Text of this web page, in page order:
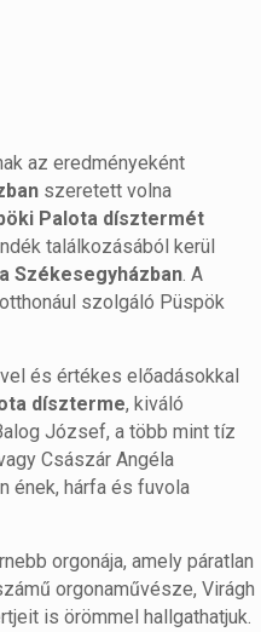
az eredményeként
szeretett volna
Palota dísztermét
találkozásából kerül
Székesegyházban. A
szolgáló Püspök
és értékes előadásokkal
díszterme, kiváló
József, a több mint tíz
Császár Angéla
ének, hárfa és fuvola
orgonája, amely páratlan
orgonaművésze, Virágh
is örömmel hallgathatjuk.